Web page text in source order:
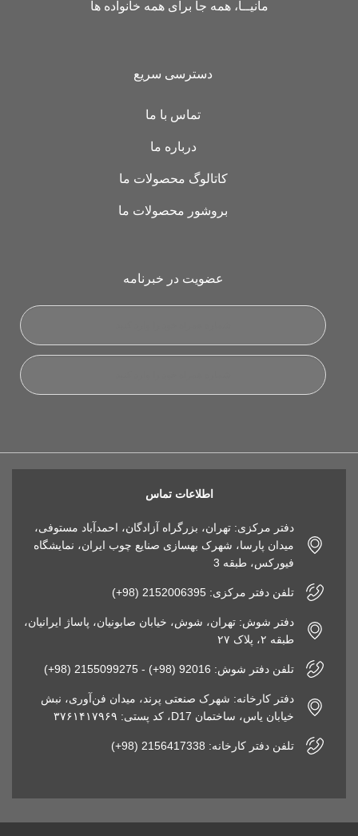
مانیــا، همه جا برای همه خانواده ها
دسترسی سریع
تماس با ما
درباره ما
کاتالوگ محصولات ما
بروشور محصولات ما
عضویت در خبرنامه
اطلاعات تماس
دفتر مرکزی: تهران، بزرگراه آزادگان، احمدآباد مستوفی،
میدان پارسا، شهرک بهسازی صنایع چوب ایران، نمایشگاه
فیورکس، طبقه 3
تلفن دفتر مرکزی: 2152006395 (98+)
دفتر شوش: تهران، شوش، خیابان صابونیان، پاساژ ایرانیان،
طبقه ۲، پلاک ۲۷
تلفن دفتر شوش: 92016 (98+) - 2155099275 (98+)
دفتر کارخانه: شهرک صنعتی پرند، میدان فن‌آوری، نبش
خیابان یاس، ساختمان D17، کد پستی: ۳۷۶۱۴۱۷۹۶۹
تلفن دفتر کارخانه: 2156417338 (98+)